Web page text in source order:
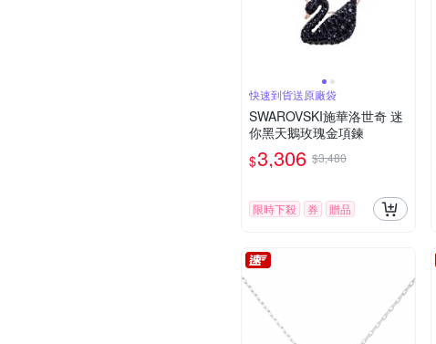
快速到貨送原廠袋
SWAROVSKI施華洛世奇 迷
你黑天鵝玫瑰金項鍊
$3,306 $3,480
限時下殺 券 贈品